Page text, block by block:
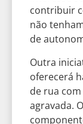
contribuir
não
de
Outra
oferecerá
de rua
agravada.